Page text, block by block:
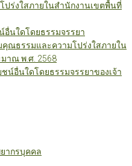
ปร่งใสภายในสำนักงานเขตพื้นที่
อื่นใดโดยธรรมจรรยา
คุณธรรมและความโปร่งใสภายใน
าณ พ.ศ. 2568
อื่นใดโดยธรรมจรรยาของเจ้า
ากรบุคคล